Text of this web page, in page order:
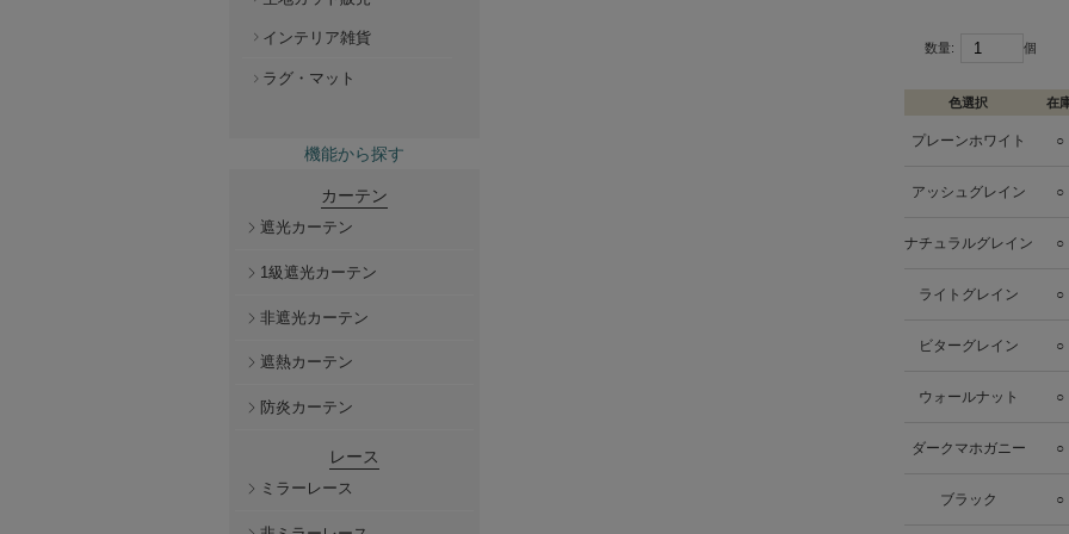
数量: 個
色選択 在
プレーンホワイト ○
アッシュグレイン ○
ナチュラルグレイン ○
ライトグレイン ○
ビターグレイン ○
ウォールナット ○
ダークマホガニー ○
ブラック ○
インテリア雑貨
ラグ・マット
機能から探す
カーテン
遮光カーテン
1級遮光カーテン
非遮光カーテン
遮熱カーテン
防炎カーテン
レース
ミラーレース